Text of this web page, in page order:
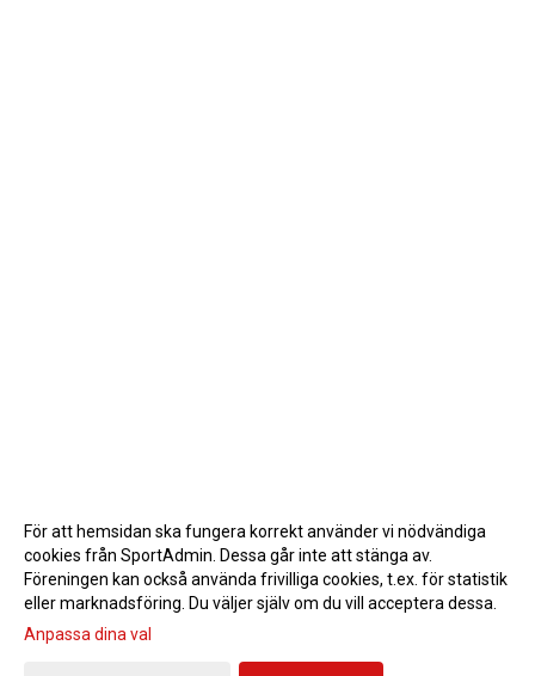
Gå till Webbversion
För att hemsidan ska fungera korrekt använder vi nödvändiga
cookies från SportAdmin. Dessa går inte att stänga av.
Föreningen kan också använda frivilliga cookies, t.ex. för statistik
eller marknadsföring. Du väljer själv om du vill acceptera dessa.
Anpassa dina val